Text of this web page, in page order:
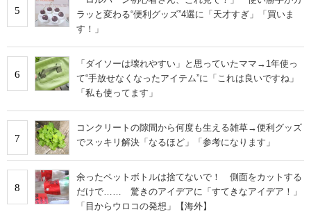
5
ラッと変わる“便利グッズ”4選に「天才すぎ」「買いま
す！」
6
「ダイソーは壊れやすい」と思っていたママ→1年使っ
て“手放せなくなったアイテム”に「これは良いですね」
「私も使ってます」
7
コンクリートの隙間から何度も生える雑草→便利グッズ
でスッキリ解決「なるほど」「参考になります」
8
余ったペットボトルは捨てないで！ 側面をカットする
だけで…… 驚きのアイデアに「すてきなアイデア！」
「目からウロコの発想」【海外】